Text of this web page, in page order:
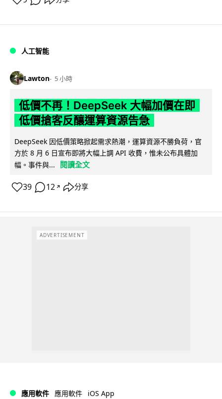
人工智能
Lawton 5 小時
低價不再！DeepSeek 大幅加價在即
低價搶客反釀運算資源告急
DeepSeek 因低價策略掀起需求熱潮，運算資源不勝負荷，官
方於 8 月 6 日宣布即將大幅上調 API 收費，惟未公布具體加
幅。事件與...
閱讀全文
39 12 ↗ 分享
ADVERTISEMENT
應用軟件 應用軟件 iOS App